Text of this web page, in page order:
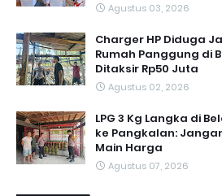
Agustus 03, 2026
Charger HP Diduga
Rumah Panggung di
Ditaksir Rp50 Juta
Agustus 02, 2026
LPG 3 Kg Langka di
ke Pangkalan:
Main Harga
Agustus 07, 2026